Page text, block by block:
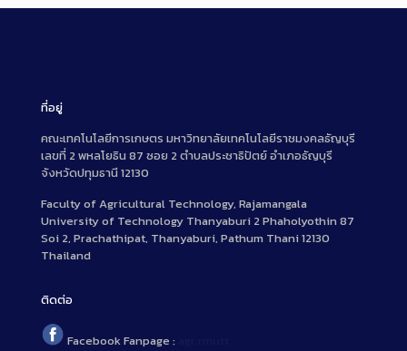
ที่อยู่
คณะเทคโนโลยีการเกษตร มหาวิทยาลัยเทคโนโลยีราชมงคลธัญบุรี
เลขที่ 2 พหลโยธิน 87 ซอย 2 ตำบลประชาธิปัตย์ อำเภอธัญบุรี
จังหวัดปทุมธานี 12130
Faculty of Agricultural Technology, Rajamangala
University of Technology Thanyaburi 2 Phaholyothin 87
Soi 2, Prachathipat, Thanyaburi, Pathum Thani 12130
Thailand
ติดต่อ
Facebook Fanpage :